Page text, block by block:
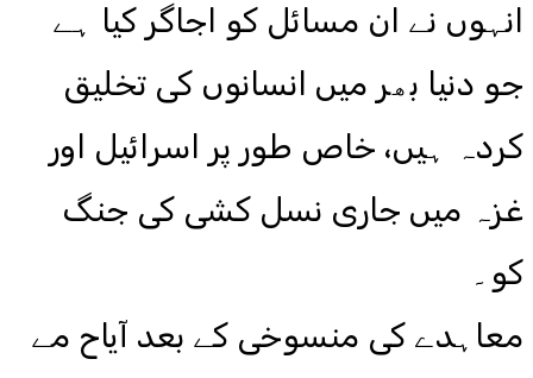
انہوں نے ان مسائل کو اجاگر کیا ہے
جو دنیا بھر میں انسانوں کی تخلیق
کردہ ہیں، خاص طور پر اسرائیل اور
غزہ میں جاری نسل کشی کی جنگ
کو۔
معاہدے کی منسوخی کے بعد آیاح مے